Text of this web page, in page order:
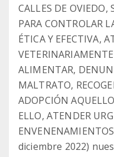
CALLES DE OVIEDO,
PARA CONTROLAR
ÉTICA Y EFECTIVA,
ALIMENTAR,
MALTRATO,
ADOPCIÓN
ELLO, ATENDER
diciembre 2022)